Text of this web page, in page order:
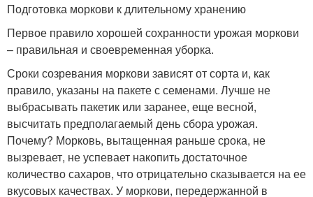
Подготовка моркови к длительному хранению
Первое правило хорошей сохранности урожая моркови
– правильная и своевременная уборка.
Сроки созревания моркови зависят от сорта и, как
правило, указаны на пакете с семенами. Лучше не
выбрасывать пакетик или заранее, еще весной,
высчитать предполагаемый день сбора урожая.
Почему? Морковь, вытащенная раньше срока, не
вызревает, не успевает накопить достаточное
количество сахаров, что отрицательно сказывается на ее
вкусовых качествах. У моркови, передержанной в